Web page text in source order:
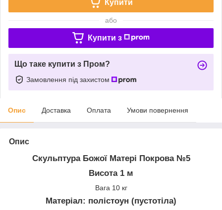
Купити
або
Купити з
Що таке купити з Пром?
Замовлення під захистом
Опис Доставка Оплата Умови повернення
Опис
Скульптура Божої Матері Покрова №5
Висота 1 м
Вага 10 кг
Матеріал: полістоун (пустотіла)